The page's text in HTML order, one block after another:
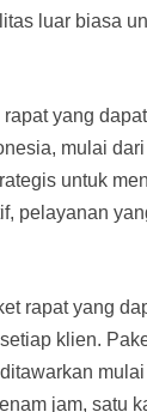
luar biasa
yang
mulai
untuk
pelayanan
rapat yang
klien.
jam, satu